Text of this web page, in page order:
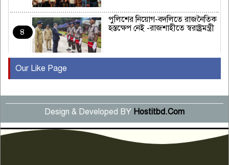
৪
পুলিশের নিয়োগ-বদলিতে রাজনৈতিক
হস্তক্ষেপ নেই -রাজশাহীতে স্বরাষ্ট্রমন্ত্রী
৫
বছর পূর্তি উদযাপন
৬
সংবাদ সম্মেলনে অভিযোগ অস্বীকার
উদ্দেশ্য প্রণোদিত সংবাদ প্রকাশের
প্রতিবাদ নাজির হাসানের
Our Like Page
Design & Developed BY Hostitbd.Com